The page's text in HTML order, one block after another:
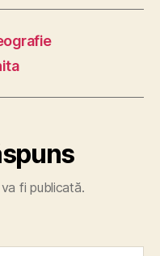
fi publicată.